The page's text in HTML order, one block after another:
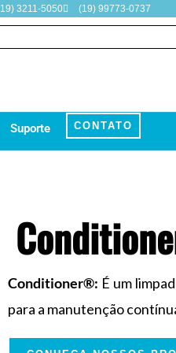
3211-5050 (19) 99773-0737
CONTATO
Suporte
Conditioner®: É um
para a manutenção